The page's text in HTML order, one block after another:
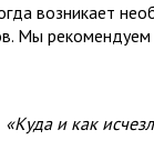
возникает
Мы рекомендуем
«Куда и как